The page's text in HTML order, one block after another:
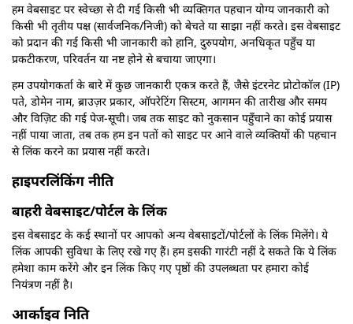
हम वेबसाइट पर स्वेच्छा से दी गई किसी भी व्यक्तिगत पहचान योग्य जानकारी को
किसी भी तृतीय पक्ष (सार्वजनिक/निजी) को बेचते या साझा नहीं करते। इस वेबसाइट
को प्रदान की गई किसी भी जानकारी को हानि, दुरुपयोग, अनधिकृत पहुँच या
प्रकटीकरण, परिवर्तन या नष्ट होने से बचाया जाएगा।
हम उपयोगकर्ता के बारे में कुछ जानकारी एकत्र करते हैं, जैसे इंटरनेट प्रोटोकॉल (IP)
पते, डोमेन नाम, ब्राउज़र प्रकार, ऑपरेटिंग सिस्टम, आगमन की तारीख और समय
और विज़िट की गई पेज-सूची। जब तक साइट को नुकसान पहुँचाने का कोई प्रयास
नहीं पाया जाता, तब तक हम इन पतों को साइट पर आने वाले व्यक्तियों की पहचान
से लिंक करने का प्रयास नहीं करते।
हाइपरलिंकिंग नीति
बाहरी वेबसाइट/पोर्टल के लिंक
इस वेबसाइट के कई स्थानों पर आपको अन्य वेबसाइटों/पोर्टलों के लिंक मिलेंगे। ये
लिंक आपकी सुविधा के लिए रखे गए हैं। हम इसकी गारंटी नहीं दे सकते कि ये लिंक
हमेशा काम करेंगे और इन लिंक किए गए पृष्ठों की उपलब्धता पर हमारा कोई
नियंत्रण नहीं है।
आर्काइव निति